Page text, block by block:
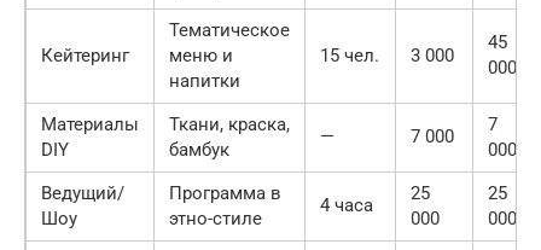
Кейтеринг
Тематическое
меню и
напитки
15 чел. 3 000
45
000
Материалы
DIY
Ткани, краска,
бамбук
— 7 000
7
000
Ведущий/
Шоу
Программа в
этно-стиле
4 часа
25
000
25
000